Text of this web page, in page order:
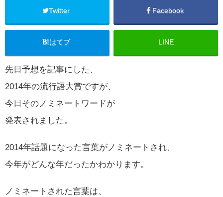
Twitter Facebook
はてブ LINE
先日予想を記事にした、
2014年の流行語大賞ですが、
今日そのノミネートワードが
発表されました。
2014年話題になった言葉がノミネートされ、
今年がどんな年だったかわかります。
ノミネートされた言葉は、